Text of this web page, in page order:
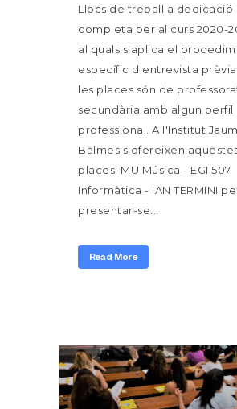
Llocs de treball a dedicació
completa per al curs 2020-
al quals s'aplica el
específic d'entrevista
les places són de
secundària amb algun perfil
professional. A l'Institut
Balmes s'ofereixen
places: MU Música - EGI 507
Informàtica - IAN TERMINI
presentar-se...
Read More